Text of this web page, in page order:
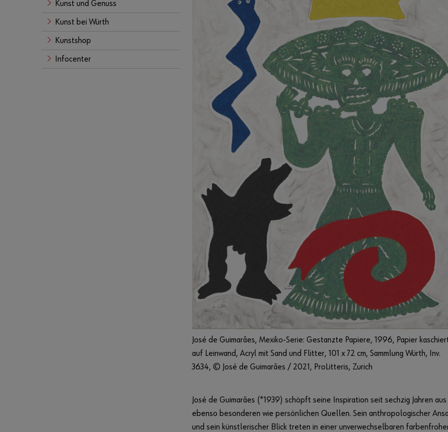
Kunst und Genuss
Kunst bei Würth
Kunstshop
Infocenter
José de Guimarães, Mexiko-Serie: Gestanzte Papiere, 1996, Papier
auf Leinwand, Acryl mit Sand und Flitter, 101 x 72 cm, Sammlung Würth, Inv.
3634, © José de Guimarães / 2021, ProLitteris, Zurich
José de Guimarães (*1939) schöpft seine Inspiration seit sechzig Jahren aus
ebenso besonderen wie persönlichen Quellen. Sein anthropologischer
und sein künstlerischer Blick treten in einer unverwechselbaren